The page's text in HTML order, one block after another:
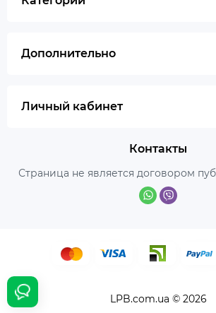
Дополнительно
Личный кабинет
Контакты
Страница не является договором
LPB.com.ua © 2026